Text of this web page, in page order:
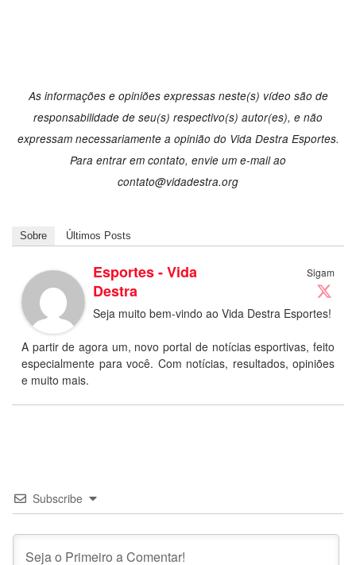
As informações e opiniões expressas neste(s) vídeo são de
responsabilidade de seu(s) respectivo(s) autor(es), e não
expressam necessariamente a opinião do Vida Destra Esportes.
Para entrar em contato, envie um e-mail ao
contato@vidadestra.org
Sobre Últimos Posts
Sigam
Esportes - Vida
Destra
Seja muito bem-vindo ao Vida Destra Esportes!
A partir de agora um, novo portal de notícias esportivas, feito
especialmente para você. Com notícias, resultados, opiniões
e muito mais.
Subscribe